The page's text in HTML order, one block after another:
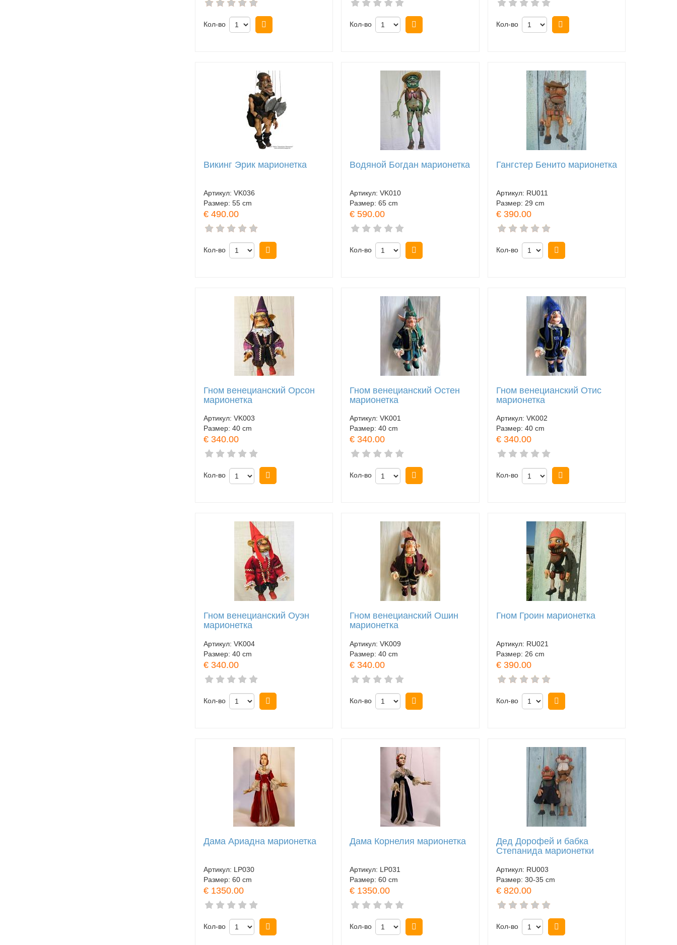
Кол-во Кол-во Кол-во
Викинг Эрик марионетка
Артикул: VK036
Размер: 55 cm
€ 490.00
Кол-во
Водяной Богдан марионетка
Артикул:VK010
Размер:65 cm
€ 590.00
Кол-во
Гангстер Бенито марионетка
Артикул: RU011
Размер: 29 cm
€ 390.00
Кол-во
Гном венецианский Орсон
марионетка
Артикул: VK003
Размер: 40 cm
€ 340.00
Кол-во
Гном венецианский Остен
марионетка
Артикул:VK001
Размер:40 cm
€ 340.00
Кол-во
Гном венецианский Отис
марионетка
Артикул: VK002
Размер: 40 cm
€ 340.00
Кол-во
Гном венецианский Оуэн
марионетка
Артикул: VK004
Размер: 40 cm
€ 340.00
Кол-во
Гном венецианский Ошин
марионетка
Артикул:VK009
Размер:40 cm
€ 340.00
Кол-во
Гном Гроин марионетка
Артикул: RU021
Размер: 26 cm
€ 390.00
Кол-во
Дама Ариадна марионетка
Артикул: LP030
Размер: 60 cm
€ 1350.00
Кол-во
Дама Корнелия марионетка
Артикул: LP031
Размер:60 cm
€ 1350.00
Кол-во
Дед Дорофей и бабка
Степанида марионетки
Артикул: RU003
Размер: 30-35 cm
€ 820.00
Кол-во